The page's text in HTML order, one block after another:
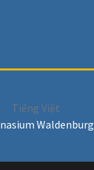
Tiếng Việt
Waldenburg